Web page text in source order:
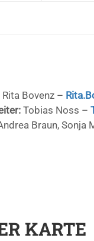
Rita Bovenz –
Tobias Noss –
Braun, Sonja
KARTE